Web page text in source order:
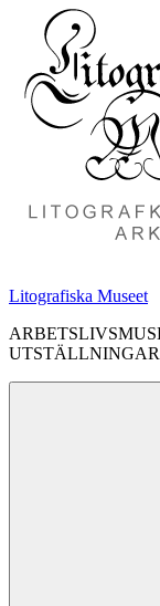
Litografiska Museet
UTSTÄLLNINGAR